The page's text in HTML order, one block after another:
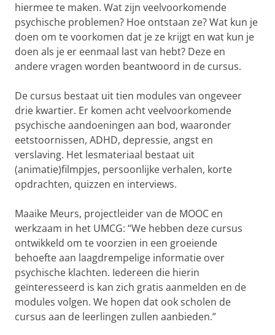
hiermee te maken. Wat zijn veelvoorkomende
psychische problemen? Hoe ontstaan ze? Wat kun je
doen om te voorkomen dat je ze krijgt en wat kun je
doen als je er eenmaal last van hebt? Deze en
andere vragen worden beantwoord in de cursus.
De cursus bestaat uit tien modules van ongeveer
drie kwartier. Er komen acht veelvoorkomende
psychische aandoeningen aan bod, waaronder
eetstoornissen, ADHD, depressie, angst en
verslaving. Het lesmateriaal bestaat uit
(animatie)filmpjes, persoonlijke verhalen, korte
opdrachten, quizzen en interviews.
Maaike Meurs, projectleider van de MOOC en
werkzaam in het UMCG: “We hebben deze cursus
ontwikkeld om te voorzien in een groeiende
behoefte aan laagdrempelige informatie over
psychische klachten. Iedereen die hierin
geïnteresseerd is kan zich gratis aanmelden en de
modules volgen. We hopen dat ook scholen de
cursus aan de leerlingen zullen aanbieden.”